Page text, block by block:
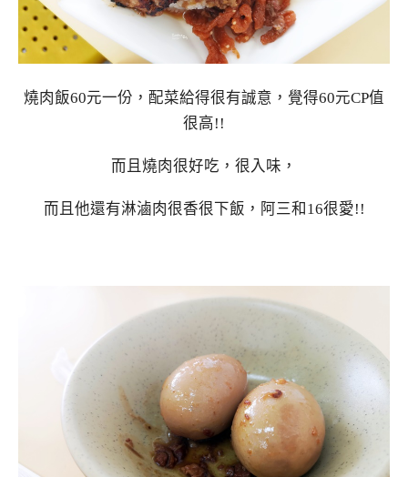
燒肉飯60元一份，配菜給得很有誠意，覺得60元CP值
很高!!
而且燒肉很好吃，很入味，
而且他還有淋滷肉很香很下飯，阿三和16很愛!!